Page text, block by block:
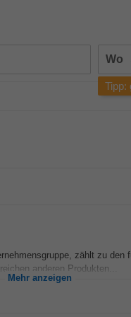
Wo
Tipp:
zählt zu den
anderen Produkten...
Mehr anzeigen